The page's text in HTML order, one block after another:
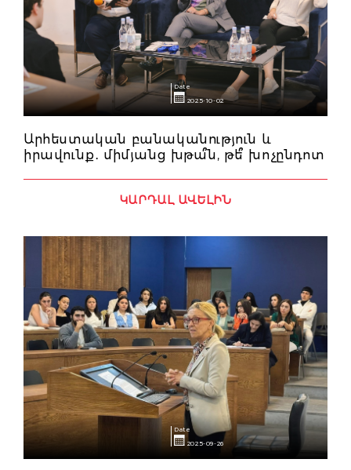
Date
2025-10-02
Արհեստական բանականություն և
իրավունք․ միմյանց խթա՞ն, թե՞ խոչընդոտ
ԿԱՐԴԱԼ ԱՎԵԼԻՆ
Date
2025-09-26